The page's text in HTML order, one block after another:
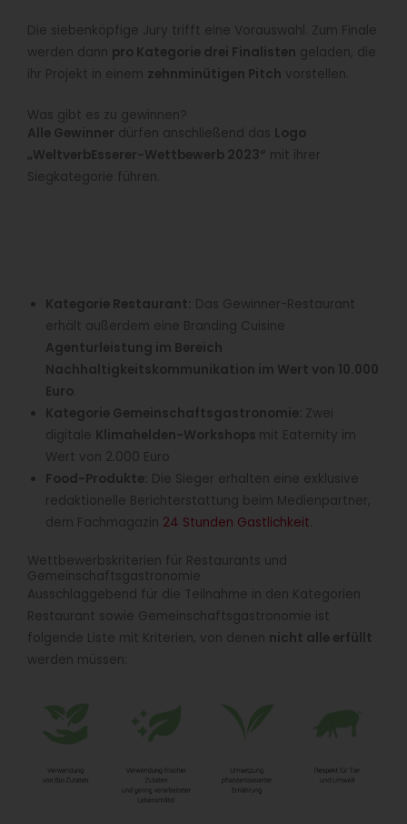
Die siebenköpfige Jury trifft eine Vorauswahl. Zum Finale
werden dann pro Kategorie drei Finalisten geladen, die
ihr Projekt in einem zehnminütigen Pitch vorstellen.
Was gibt es zu gewinnen?
Alle Gewinner dürfen anschließend das Logo
„WeltverbEsserer-Wettbewerb 2023“ mit ihrer
Siegkategorie führen.
Kategorie Restaurant: Das Gewinner-Restaurant
erhält außerdem eine Branding Cuisine
Agenturleistung im Bereich
Nachhaltigkeitskommunikation im Wert von 10.000
Euro
Kategorie Gemeinschaftsgastronomie: Zwei
digitale Klimahelden-Workshops mit Eaternity im
Wert von 2.000 Euro
Food-Produkte: Die Sieger erhalten eine exklusive
redaktionelle Berichterstattung beim Medienpartner,
dem Fachmagazin 24 Stunden Gastlichkeit
Wettbewerbskriterien für Restaurants und
Gemeinschaftsgastronomie
Ausschlaggebend für die Teilnahme in den Kategorien
Restaurant sowie Gemeinschaftsgastronomie ist
folgende Liste mit Kriterien, von denen nicht alle erfüllt
werden müssen: